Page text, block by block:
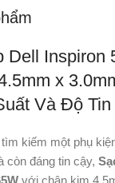
Dell Inspiron
x
Và Độ Tin
kiếm một phụ
còn đáng tin cậy,